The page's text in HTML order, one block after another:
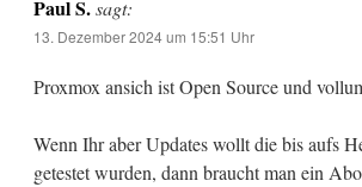
Paul S. sagt:
13. Dezember 2024 um 15:51 Uhr
Proxmox ansich ist Open Source und
Wenn Ihr aber Updates wollt die bis aufs
getestet wurden, dann braucht man ein